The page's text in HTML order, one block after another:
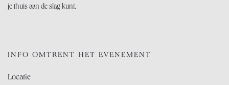
je thuis aan de slag kunt.
INFO OMTRENT HET EVENEMENT
Locatie